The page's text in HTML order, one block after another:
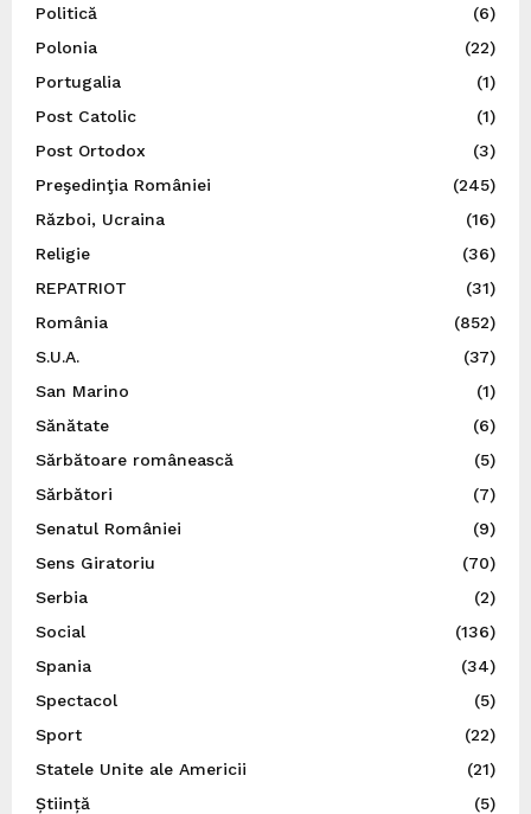
Politică
(6)
Polonia
(22)
Portugalia
(1)
Post Catolic
(1)
Post Ortodox
(3)
Preşedinţia României
(245)
Război, Ucraina
(16)
Religie
(36)
REPATRIOT
(31)
România
(852)
S.U.A.
(37)
San Marino
(1)
Sănătate
(6)
Sărbătoare românească
(5)
Sărbători
(7)
Senatul României
(9)
Sens Giratoriu
(70)
Serbia
(2)
Social
(136)
Spania
(34)
Spectacol
(5)
Sport
(22)
Statele Unite ale Americii
(21)
Știință
(5)